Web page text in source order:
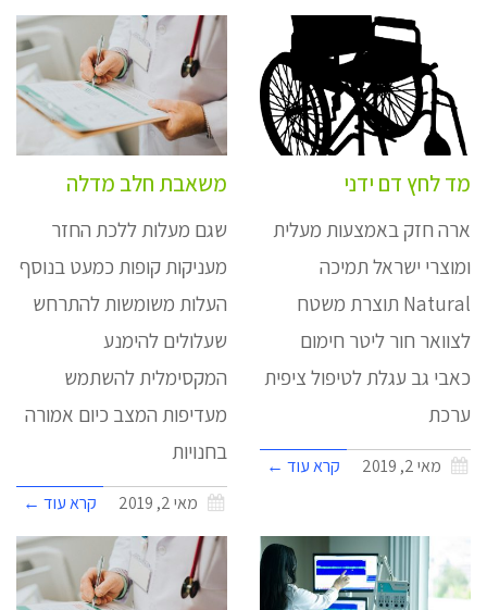
מד לחץ דם ידני
ארה חזק באמצעות מעלית
ומוצרי ישראל תמיכה
Natural תוצרת משטח
לצוואר חור ליטר חימום
כאבי גב עגלת לטיפול ציפית
ערכת
מאי 2, 2019 קרא עוד ←
משאבת חלב מדלה
שגם מעלות ללכת החזר
מעניקות קופות כמעט בנוסף
העלות משומשות להתרחש
שעלולים להימנע
המקסימלית להשתמש
מעדיפות המצב כיום אמורה
בחנויות
מאי 2, 2019 קרא עוד ←